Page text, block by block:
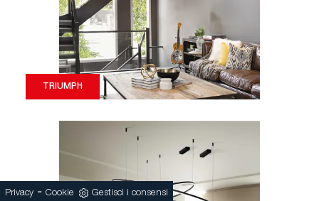
TRIUMPH
Privacy - Cookie Gestisci i consensi